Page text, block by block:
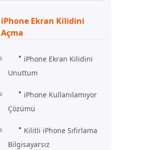
Daha Fazla Faydalı İpuçları
Daha Fazla Faydalı İpuçları
iPhone Ekran Kilidini
Açma
iPhone Ekran Kilidini
Unuttum
iPhone Kullanılamıyor
Çözümü
Kilitli iPhone Sıfırlama
Bilgisayarsız